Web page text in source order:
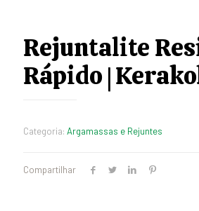
Rejuntalite
Rápido |
Categoria: Argamassas e Rejuntes
Compartilhar